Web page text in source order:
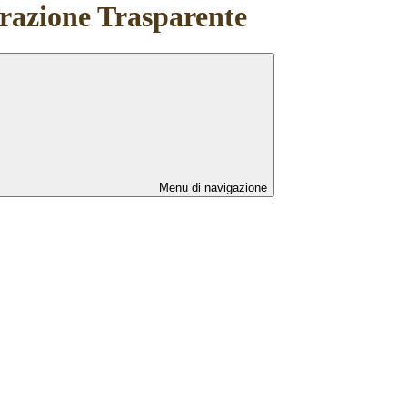
Trasparente
Menu di navigazione